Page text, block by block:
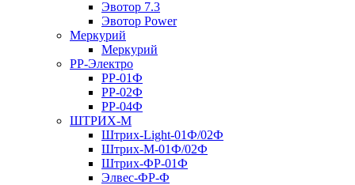
Эвотор 7.3
Эвотор Power
Меркурий
Меркурий
РР-Электро
РР-01Ф
РР-02Ф
РР-04Ф
ШТРИХ-М
Штрих-Light-01Ф/02Ф
Штрих-М-01Ф/02Ф
Штрих-ФР-01Ф
Элвес-ФР-Ф